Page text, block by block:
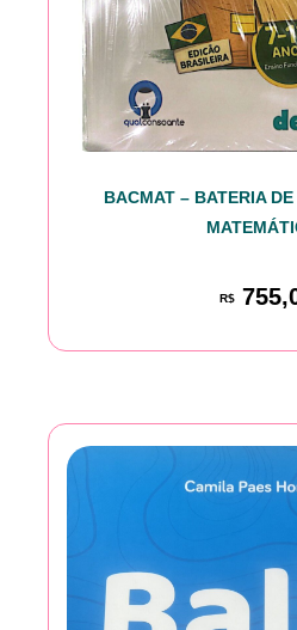
BACMAT – BATERIA
R$